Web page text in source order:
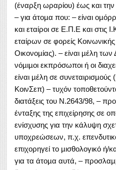
(έναρξη ωραρίου) έως και
– για άτοµα που: – είναι
και εταίροι σε Ε.Π.Ε και στις
εταίρων σε φορείς
Οικονοµίας). – είναι µέλη των
νόµιµοι εκπρόσωποι ή οι
είναι µέλη σε
ΚοινΣεπ) – τυχόν
διατάξεις του Ν.2643/98, –
ένταξης της επιχείρησης σε
ενίσχυσης για την κάλυψη
υποχρεώσεων, π.χ.
επιχορηγεί το µισθολογικό ή/
για τα άτοµα αυτά, –